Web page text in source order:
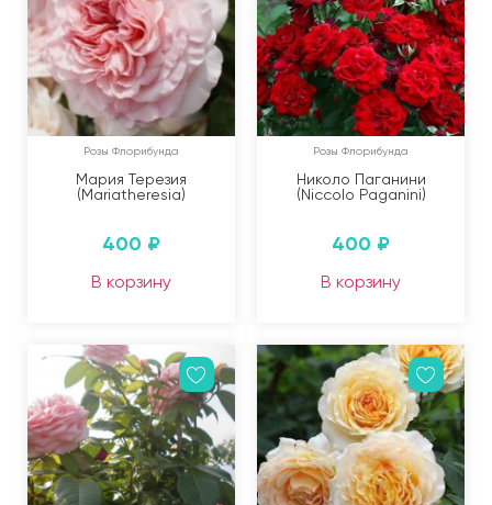
Розы Флорибунда
Мария Терезия
(Mariatheresia)
400 ₽
В корзину
Розы Флорибунда
Николо Паганини
(Niccolo Paganini)
400 ₽
В корзину